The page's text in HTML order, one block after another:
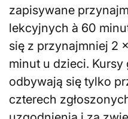
zapisywane
lekcyjnych à 60
się z przynajmniej 2
minut u dzieci. Kursy
odbywają się tylko
czterech